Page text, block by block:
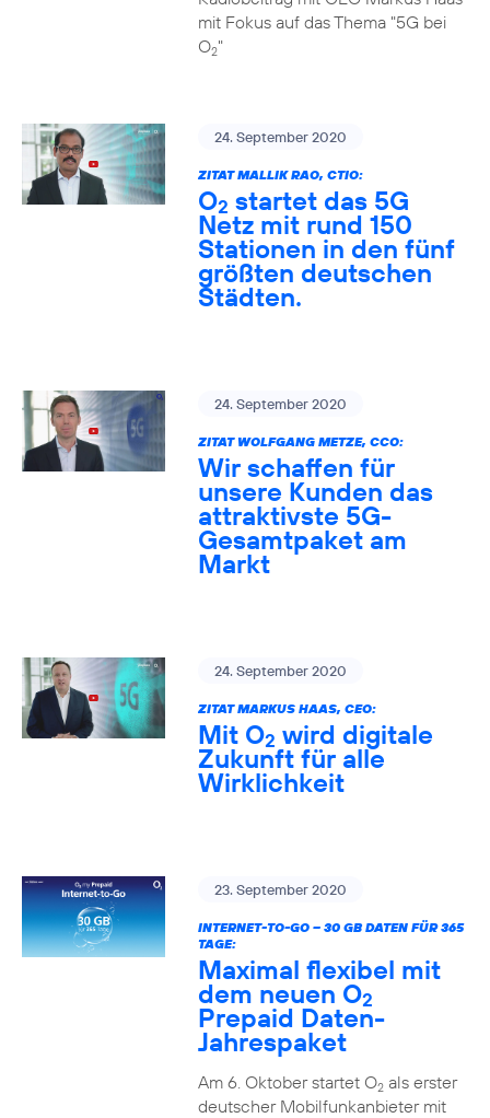
mit Fokus auf das Thema "5G bei
O2"
24. September 2020
ZITAT MALLIK RAO, CTIO:
O2 startet das 5G
Netz mit rund 150
Stationen in den fünf
größten deutschen
Städten.
24. September 2020
ZITAT WOLFGANG METZE, CCO:
Wir schaffen für
unsere Kunden das
attraktivste 5G-
Gesamtpaket am
Markt
24. September 2020
ZITAT MARKUS HAAS, CEO:
Mit O2 wird digitale
Zukunft für alle
Wirklichkeit
23. September 2020
INTERNET-TO-GO – 30 GB DATEN FÜR 365
TAGE:
Maximal flexibel mit
dem neuen O2
Prepaid Daten-
Jahrespaket
Am 6. Oktober startet O2als erster
deutscher Mobilfunkanbieter mit